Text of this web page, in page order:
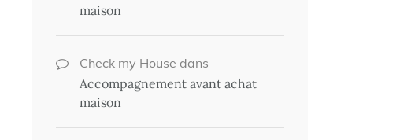
maison
Check my House dans
Accompagnement avant achat
maison